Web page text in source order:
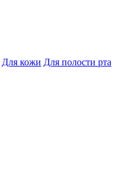
Для кожи Для полости рта